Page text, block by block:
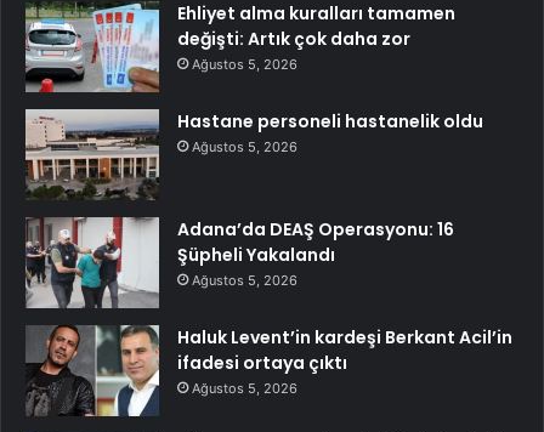
Ehliyet alma kuralları tamamen
değişti: Artık çok daha zor
Ağustos 5, 2026
Hastane personeli hastanelik oldu
Ağustos 5, 2026
Adana’da DEAŞ Operasyonu: 16
Şüpheli Yakalandı
Ağustos 5, 2026
Haluk Levent’in kardeşi Berkant Acil’in
ifadesi ortaya çıktı
Ağustos 5, 2026